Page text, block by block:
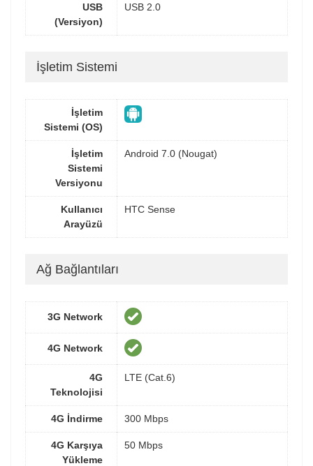
USB
(Versiyon)
USB 2.0
İşletim Sistemi
İşletim
Sistemi (OS)
İşletim
Sistemi
Versiyonu
Android 7.0 (Nougat)
Kullanıcı
Arayüzü
HTC Sense
Ağ Bağlantıları
3G Network
4G Network
4G
Teknolojisi
LTE (Cat.6)
4G İndirme 300 Mbps
4G Karşıya
Yükleme
50 Mbps